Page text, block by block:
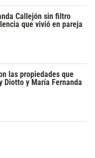
Callejón sin filtro
que vivió en pareja
las propiedades que
Diotto y María Fernanda